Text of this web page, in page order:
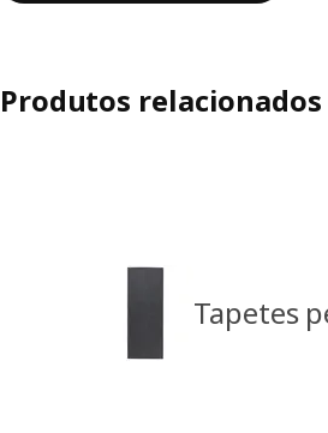
Produtos relacionados
Tapetes